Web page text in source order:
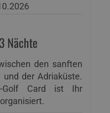
Nächte
den sanften
und der Adriaküste.
Golf Card ist Ihr